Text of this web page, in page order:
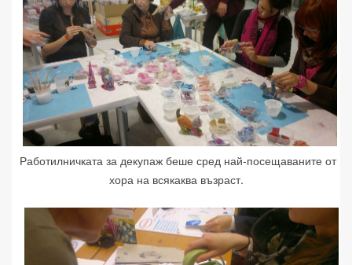
Работилничката за декупаж беше сред най-посещаваните от
хора на всякаква възраст.